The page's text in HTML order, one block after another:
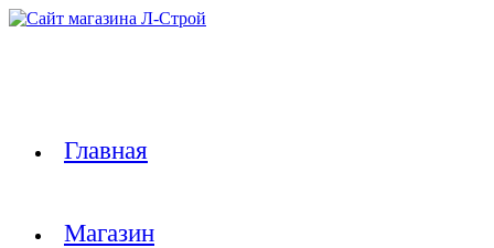
Перейти
Главная
Магазин